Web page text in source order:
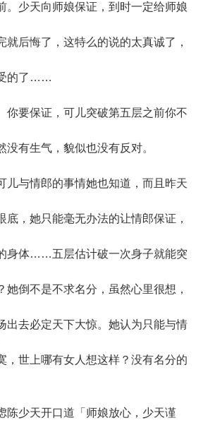
。少天向师娘保证，到时一定给师娘
就后悔了，这特么的说的太真诚了，
的了……
要保证，可儿突破第五层之前你不
没有生气，貌似也没有反对。
与情郎的事情她也知道，而且昨天
底，她只能毫无办法的让情郎保证，
身体……五层估计破一次身子就能突
她倒不是不求名分，虽然心里很想，
出去必定天下大惊。她认为只能与情
，世上哪有女人想这样？没有名分的
少天开口道「师娘放心，少天谨